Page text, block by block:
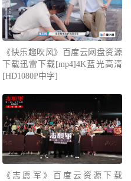
《快乐趣吹风》百度云网盘资源
下载迅雷下载[mp4]4K蓝光高清
[HD1080P中字]
《志愿军》百度云资源下载